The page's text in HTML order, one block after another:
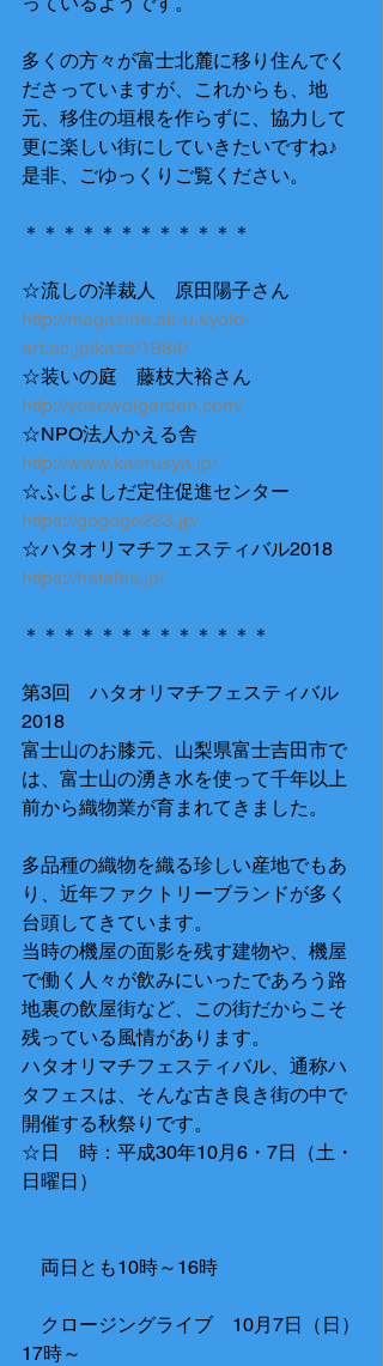
多くの方々が富士北麓に移り住んでく
ださっていますが、これからも、地
元、移住の垣根を作らずに、協力して
更に楽しい街にしていきたいですね♪
是非、ごゆっくりご覧ください。
＊＊＊＊＊＊＊＊＊＊＊＊
☆流しの洋裁人　原田陽子さん
http://magazine.air-u.kyoto-
art.ac.jp/kaze/1984/
☆装いの庭　藤枝大裕さん
http://yosowoigarden.com/
☆NPO法人かえる舎
http://www.kaerusya.jp/
☆ふじよしだ定住促進センター
https://gogogo223.jp/
☆ハタオリマチフェスティバル2018
https://hatafes.jp/
＊＊＊＊＊＊＊＊＊＊＊＊＊
第3回　ハタオリマチフェスティバル
2018
富士山のお膝元、山梨県富士吉田市で
は、富士山の湧き水を使って千年以上
前から織物業が育まれてきました。
多品種の織物を織る珍しい産地でもあ
り、近年ファクトリーブランドが多く
台頭してきています。
当時の機屋の面影を残す建物や、機屋
で働く人々が飲みにいったであろう路
地裏の飲屋街など、この街だからこそ
残っている風情があります。
ハタオリマチフェスティバル、通称ハ
タフェスは、そんな古き良き街の中で
開催する秋祭りです。
☆日　時：平成30年10月6・7日（土・
日曜日）
両日とも10時～16時
クロージングライブ　10月7日（日）
17時～